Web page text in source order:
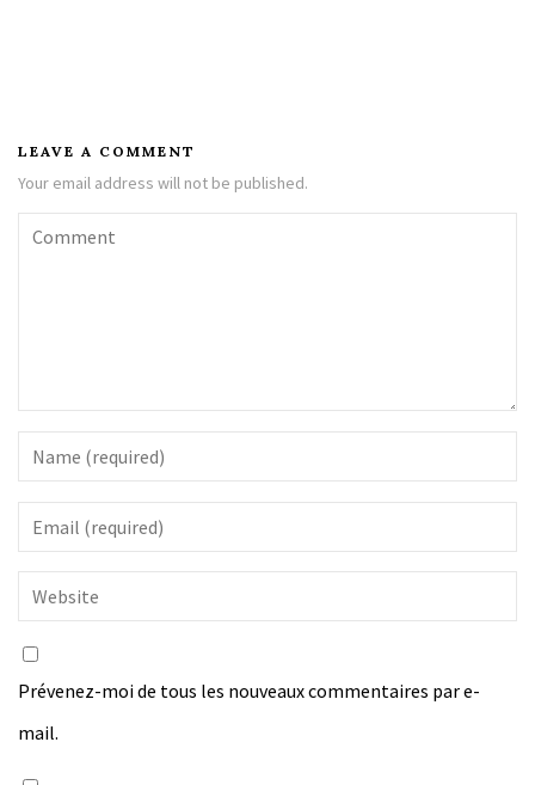
LEAVE A COMMENT
Your email address will not be published.
Prévenez-moi de tous les nouveaux commentaires par e-
mail.